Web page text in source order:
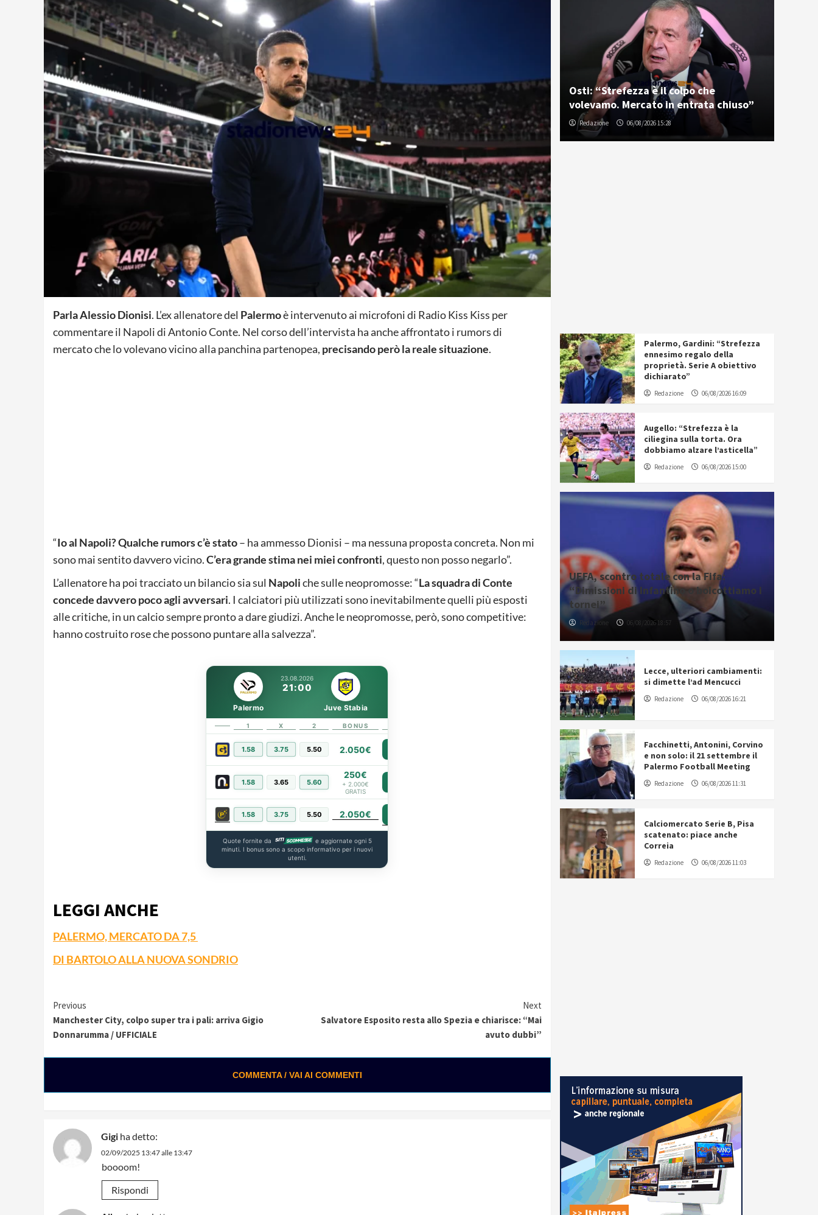
Parla Alessio Dionisi. L’ex allenatore del Palermoè intervenuto ai microfoni di Radio Kiss Kiss per
commentare il Napoli di Antonio Conte. Nel corso dell’intervista ha anche affrontato i rumors di
mercato che lo volevano vicino alla panchina partenopea, precisando però la reale situazione.
“Io al Napoli? Qualche rumors c’è stato– ha ammesso Dionisi – ma nessuna proposta concreta. Non mi
sono mai sentito davvero vicino.C’era grande stima nei miei confronti, questo non posso negarlo”.
L’allenatore ha poi tracciato un bilancio sia sul Napoliche sulle neopromosse: “La squadra di Conte
concede davvero poco agli avversari. I calciatori più utilizzati sono inevitabilmente quelli più esposti
alle critiche, in un calcio sempre pronto a dare giudizi. Anche le neopromosse, però, sono competitive:
hanno costruito rose che possono puntare alla salvezza”.
23.08.2026
21:00
Palermo Juve Stabia
1 X 2 BONUS
1.58 3.75 5.50 2.050€
1.58 3.65 5.60
250€
+ 2.000€
GRATIS
1.58 3.75 5.50 2.050€
Quote fornite da
e aggiornate ogni 5
minuti. I bonus sono a scopo informativo per i nuovi
utenti.
LEGGI ANCHE
PALERMO, MERCATO DA 7,5
DI BARTOLO ALLA NUOVA SONDRIO
Continue
Reading
Previous
Manchester City, colpo super tra i pali: arriva Gigio
Donnarumma / UFFICIALE
Next
Salvatore Esposito resta allo Spezia e chiarisce: “Mai
avuto dubbi”
COMMENTA / VAI AI COMMENTI
Gigi ha detto:
02/09/2025 13:47 alle 13:47
boooom!
Rispondi
Osti: “Strefezza è il colpo che
volevamo. Mercato in entrata chiuso”
Redazione 06/08/2026 15:28
Palermo, Gardini: “Strefezza
ennesimo regalo della
proprietà. Serie A obiettivo
dichiarato”
Redazione 06/08/2026 16:09
Augello: “Strefezza è la
ciliegina sulla torta. Ora
dobbiamo alzare l’asticella”
Redazione 06/08/2026 15:00
UEFA, scontro totale con la Fifa:
“Dimissioni di Infantino o boicottiamo i
tornei”
Redazione 06/08/2026 18:57
Lecce, ulteriori cambiamenti:
si dimette l’ad Mencucci
Redazione 06/08/2026 16:21
Facchinetti, Antonini, Corvino
e non solo: il 21 settembre il
Palermo Football Meeting
Redazione 06/08/2026 11:31
Calciomercato Serie B, Pisa
scatenato: piace anche
Correia
Redazione 06/08/2026 11:03